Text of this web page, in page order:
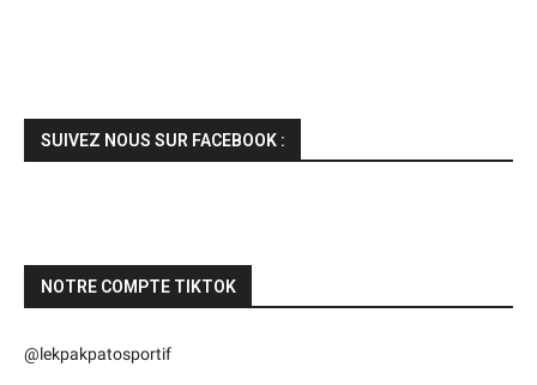
SUIVEZ NOUS SUR FACEBOOK :
NOTRE COMPTE TIKTOK
@lekpakpatosportif